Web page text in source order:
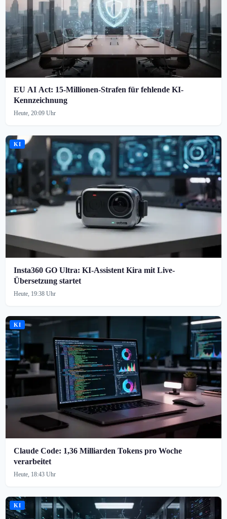
EU AI Act: 15-Millionen-Strafen für fehlende KI-
Kennzeichnung
Heute, 20:09 Uhr
KI
Insta360 GO Ultra: KI-Assistent Kira mit Live-
Übersetzung startet
Heute, 19:38 Uhr
KI
Claude Code: 1,36 Milliarden Tokens pro Woche
verarbeitet
Heute, 18:43 Uhr
KI